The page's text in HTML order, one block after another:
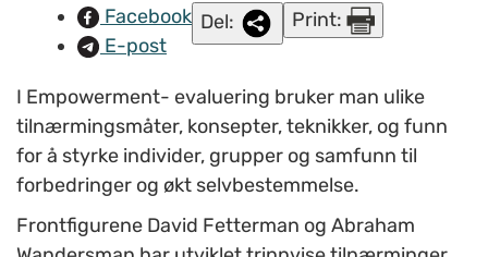
Facebook
E-post
Del: Print:
I Empowerment- evaluering bruker man ulike
tilnærmingsmåter, konsepter, teknikker, og funn
for å styrke individer, grupper og samfunn til
forbedringer og økt selvbestemmelse.
Frontfigurene David Fetterman og Abraham